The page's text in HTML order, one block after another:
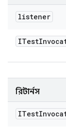
listener
ITest
রিটার্নস
ITest